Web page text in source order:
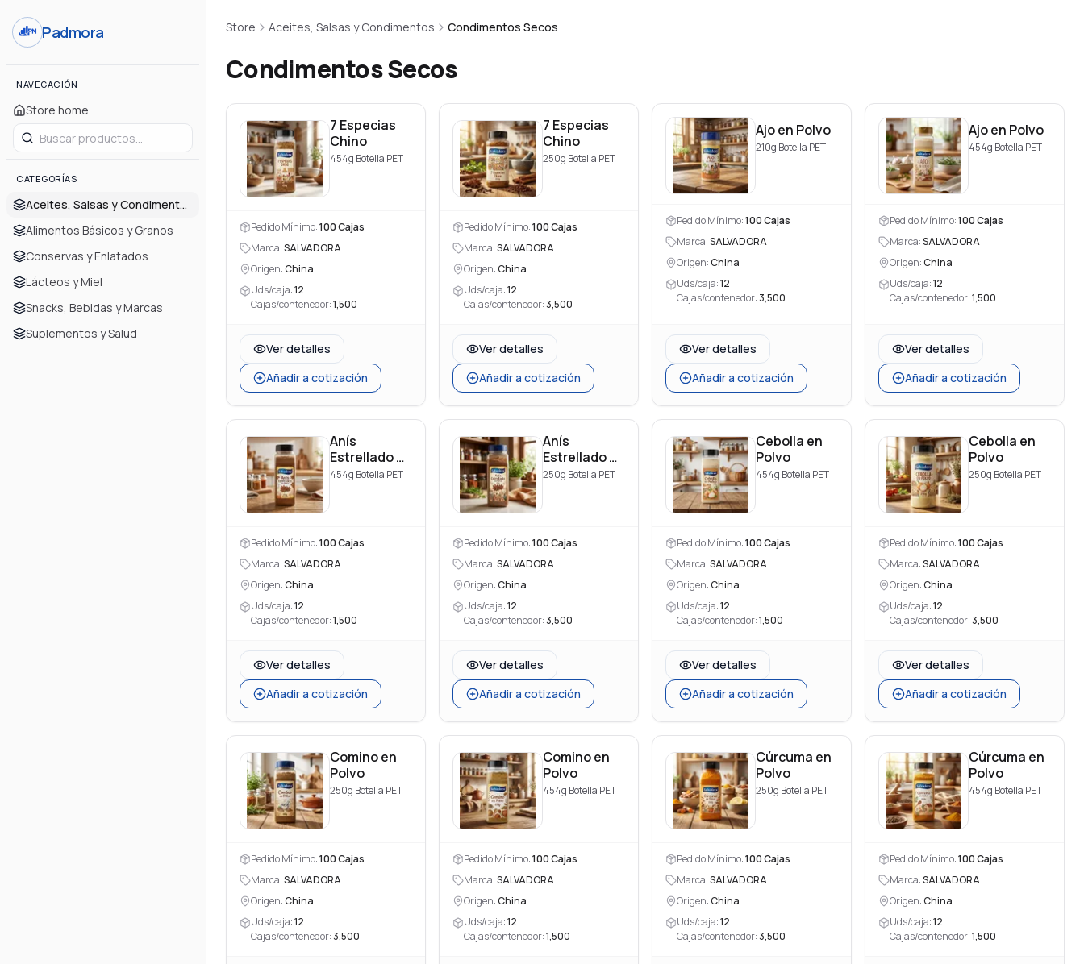
Padmora
NAVEGACIÓN
Store home
CATEGORÍAS
Aceites, Salsas y Condimentos
Alimentos Básicos y Granos
Conservas y Enlatados
Lácteos y Miel
Snacks, Bebidas y Marcas
Suplementos y Salud
Store Aceites, Salsas y Condimentos Condimentos Secos
Condimentos Secos
7 Especias
Chino
454g Botella PET
Pedido Mínimo:100Cajas
Marca:SALVADORA
Origen:China
Uds/caja:12
Cajas/contenedor:1,500
Ver detalles
Añadir a cotización
7 Especias
Chino
250g Botella PET
Pedido Mínimo:100Cajas
Marca:SALVADORA
Origen:China
Uds/caja:12
Cajas/contenedor:3,500
Ver detalles
Añadir a cotización
Ajo en Polvo
210g Botella PET
Pedido Mínimo:100Cajas
Marca:SALVADORA
Origen:China
Uds/caja:12
Cajas/contenedor:3,500
Ver detalles
Añadir a cotización
Ajo en Polvo
454g Botella PET
Pedido Mínimo:100Cajas
Marca:SALVADORA
Origen:China
Uds/caja:12
Cajas/contenedor:1,500
Ver detalles
Añadir a cotización
Anís
Estrellado en
Polvo
454g Botella PET
Pedido Mínimo:100Cajas
Marca:SALVADORA
Origen:China
Uds/caja:12
Cajas/contenedor:1,500
Ver detalles
Añadir a cotización
Anís
Estrellado en
Polvo
250g Botella PET
Pedido Mínimo:100Cajas
Marca:SALVADORA
Origen:China
Uds/caja:12
Cajas/contenedor:3,500
Ver detalles
Añadir a cotización
Cebolla en
Polvo
454g Botella PET
Pedido Mínimo:100Cajas
Marca:SALVADORA
Origen:China
Uds/caja:12
Cajas/contenedor:1,500
Ver detalles
Añadir a cotización
Cebolla en
Polvo
250g Botella PET
Pedido Mínimo:100Cajas
Marca:SALVADORA
Origen:China
Uds/caja:12
Cajas/contenedor:3,500
Ver detalles
Añadir a cotización
Comino en
Polvo
250g Botella PET
Pedido Mínimo:100Cajas
Marca:SALVADORA
Origen:China
Uds/caja:12
Cajas/contenedor:3,500
Comino en
Polvo
454g Botella PET
Pedido Mínimo:100Cajas
Marca:SALVADORA
Origen:China
Uds/caja:12
Cajas/contenedor:1,500
Cúrcuma en
Polvo
250g Botella PET
Pedido Mínimo:100Cajas
Marca:SALVADORA
Origen:China
Uds/caja:12
Cajas/contenedor:3,500
Cúrcuma en
Polvo
454g Botella PET
Pedido Mínimo:100Cajas
Marca:SALVADORA
Origen:China
Uds/caja:12
Cajas/contenedor:1,500